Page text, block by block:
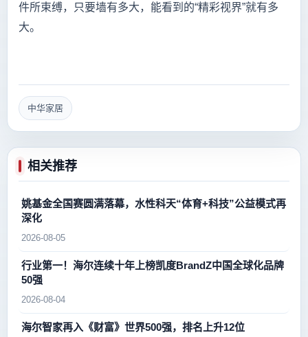
件所束缚，只要墙有多大，能看到的“精彩视界”就有多
大。
中华家居
相关推荐
姚基金全国赛圆满落幕，水性科天“体育+科技”公益模式再
深化
2026-08-05
行业第一！海尔连续十年上榜凯度BrandZ中国全球化品牌
50强
2026-08-04
海尔智家再入《财富》世界500强，排名上升12位